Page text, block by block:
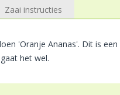
Zaai instructies
'Oranje Ananas'. Dit is
het wel.